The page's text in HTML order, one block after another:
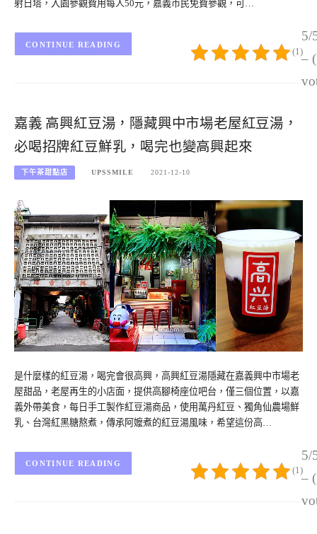
射日塔，入園參觀費用每人50元，嘉義市民免費參觀，可…
5/
–
(1)
CONTINUE READING
嘉義 高興紅豆湯，隱藏興中市場老屋紅豆湯，
必喝招牌紅豆鮮乳，喝完也變高興起來
下午茶甜點店 UPSSMILE 2021-12-10
是什麼樣的紅豆湯，喝完會很高興，高興紅豆湯隱藏在嘉義興中市場老
屋甜品，老屋再生的小店面，提供高腳椅座位吧台，僅三個位置，以嘉
義外帶美食，每日手工製作紅豆湯商品，使用萬丹紅豆、獨角仙農場鮮
乳、台灣紅黑糖熬煮，傳承阿嬤煮的紅豆湯風味，希望這份高…
5/
–
(1)
CONTINUE READING